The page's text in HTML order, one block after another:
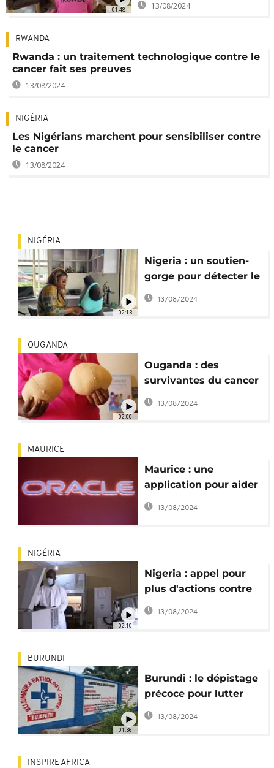
01:48 13/08/2024
RWANDA
Rwanda : un traitement technologique contre le
cancer fait ses preuves
13/08/2024
NIGÉRIA
Les Nigérians marchent pour sensibiliser contre
le cancer
13/08/2024
02:13
NIGÉRIA
Nigeria : un soutien-
gorge pour détecter le
cancer du sein
13/08/2024
02:00
OUGANDA
Ouganda : des
survivantes du cancer
du sein fabriquent des
prothèses
13/08/2024
MAURICE
Maurice : une
application pour aider
au dépistage du
13/08/2024
02:10
NIGÉRIA
Nigeria : appel pour
plus d'actions contre
le cancer
13/08/2024
01:36
BURUNDI
Burundi : le dépistage
précoce pour lutter
contre le cancer
13/08/2024
INSPIRE AFRICA